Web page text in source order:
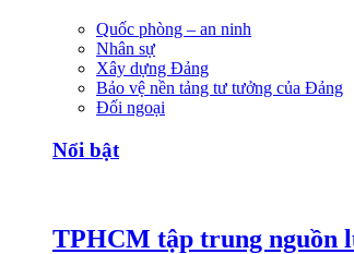
Quốc phòng – an ninh
Nhân sự
Xây dựng Đảng
Bảo vệ nền tảng tư tưởng của Đảng
Đối ngoại
Nổi bật
TPHCM tập trung nguồn